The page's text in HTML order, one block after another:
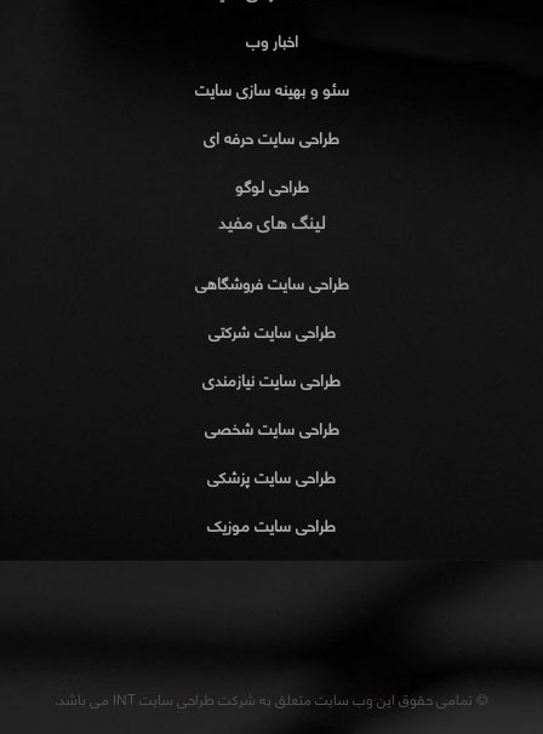
اخبار وب
سئو و بهینه سازی سایت
طراحی سایت حرفه ای
طراحی لوگو
لینگ های مفید
طراحی سایت فروشگاهی
طراحی سایت شرکتی
طراحی سایت نیازمندی
طراحی سایت شخصی
طراحی سایت پزشکی
طراحی سایت موزیک
© تمامی حقوق این وب سایت متعلق به شرکت طراحی سایت INT می باشد.